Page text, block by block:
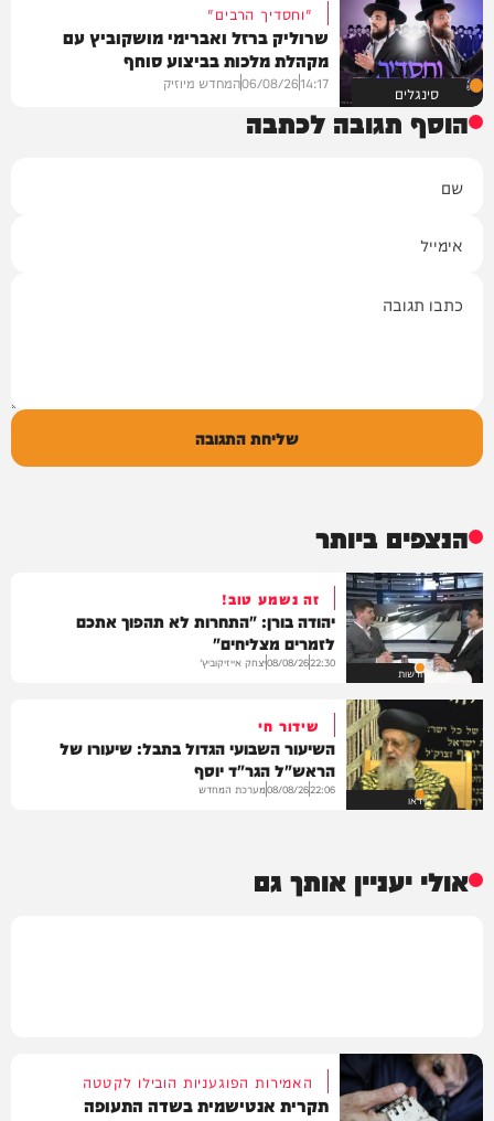
סינגלים
"וחסדיך הרבים"
שרוליק ברזל ואברימי מושקוביץ עם
מקהלת מלכות בביצוע סוחף
14:17
06/08/26המחדש מיוזיק
הוסף תגובה לכתבה
שליחת התגובה
הנצפים ביותר
חדשות
זה נשמע טוב!
יהודה בורן: "התחרות לא תהפוך אתכם
לזמרים מצליחים"
22:30
08/08/26יצחק אייזיקוביץ'
וידאו
שידור חי
השיעור השבועי הגדול בתבל: שיעורו של
הראש"ל הגר"ד יוסף
22:06
08/08/26מערכת המחדש
אולי יעניין אותך גם
האמירות הפוגעניות הובילו לקטטה
תקרית אנטישמית בשדה התעופה